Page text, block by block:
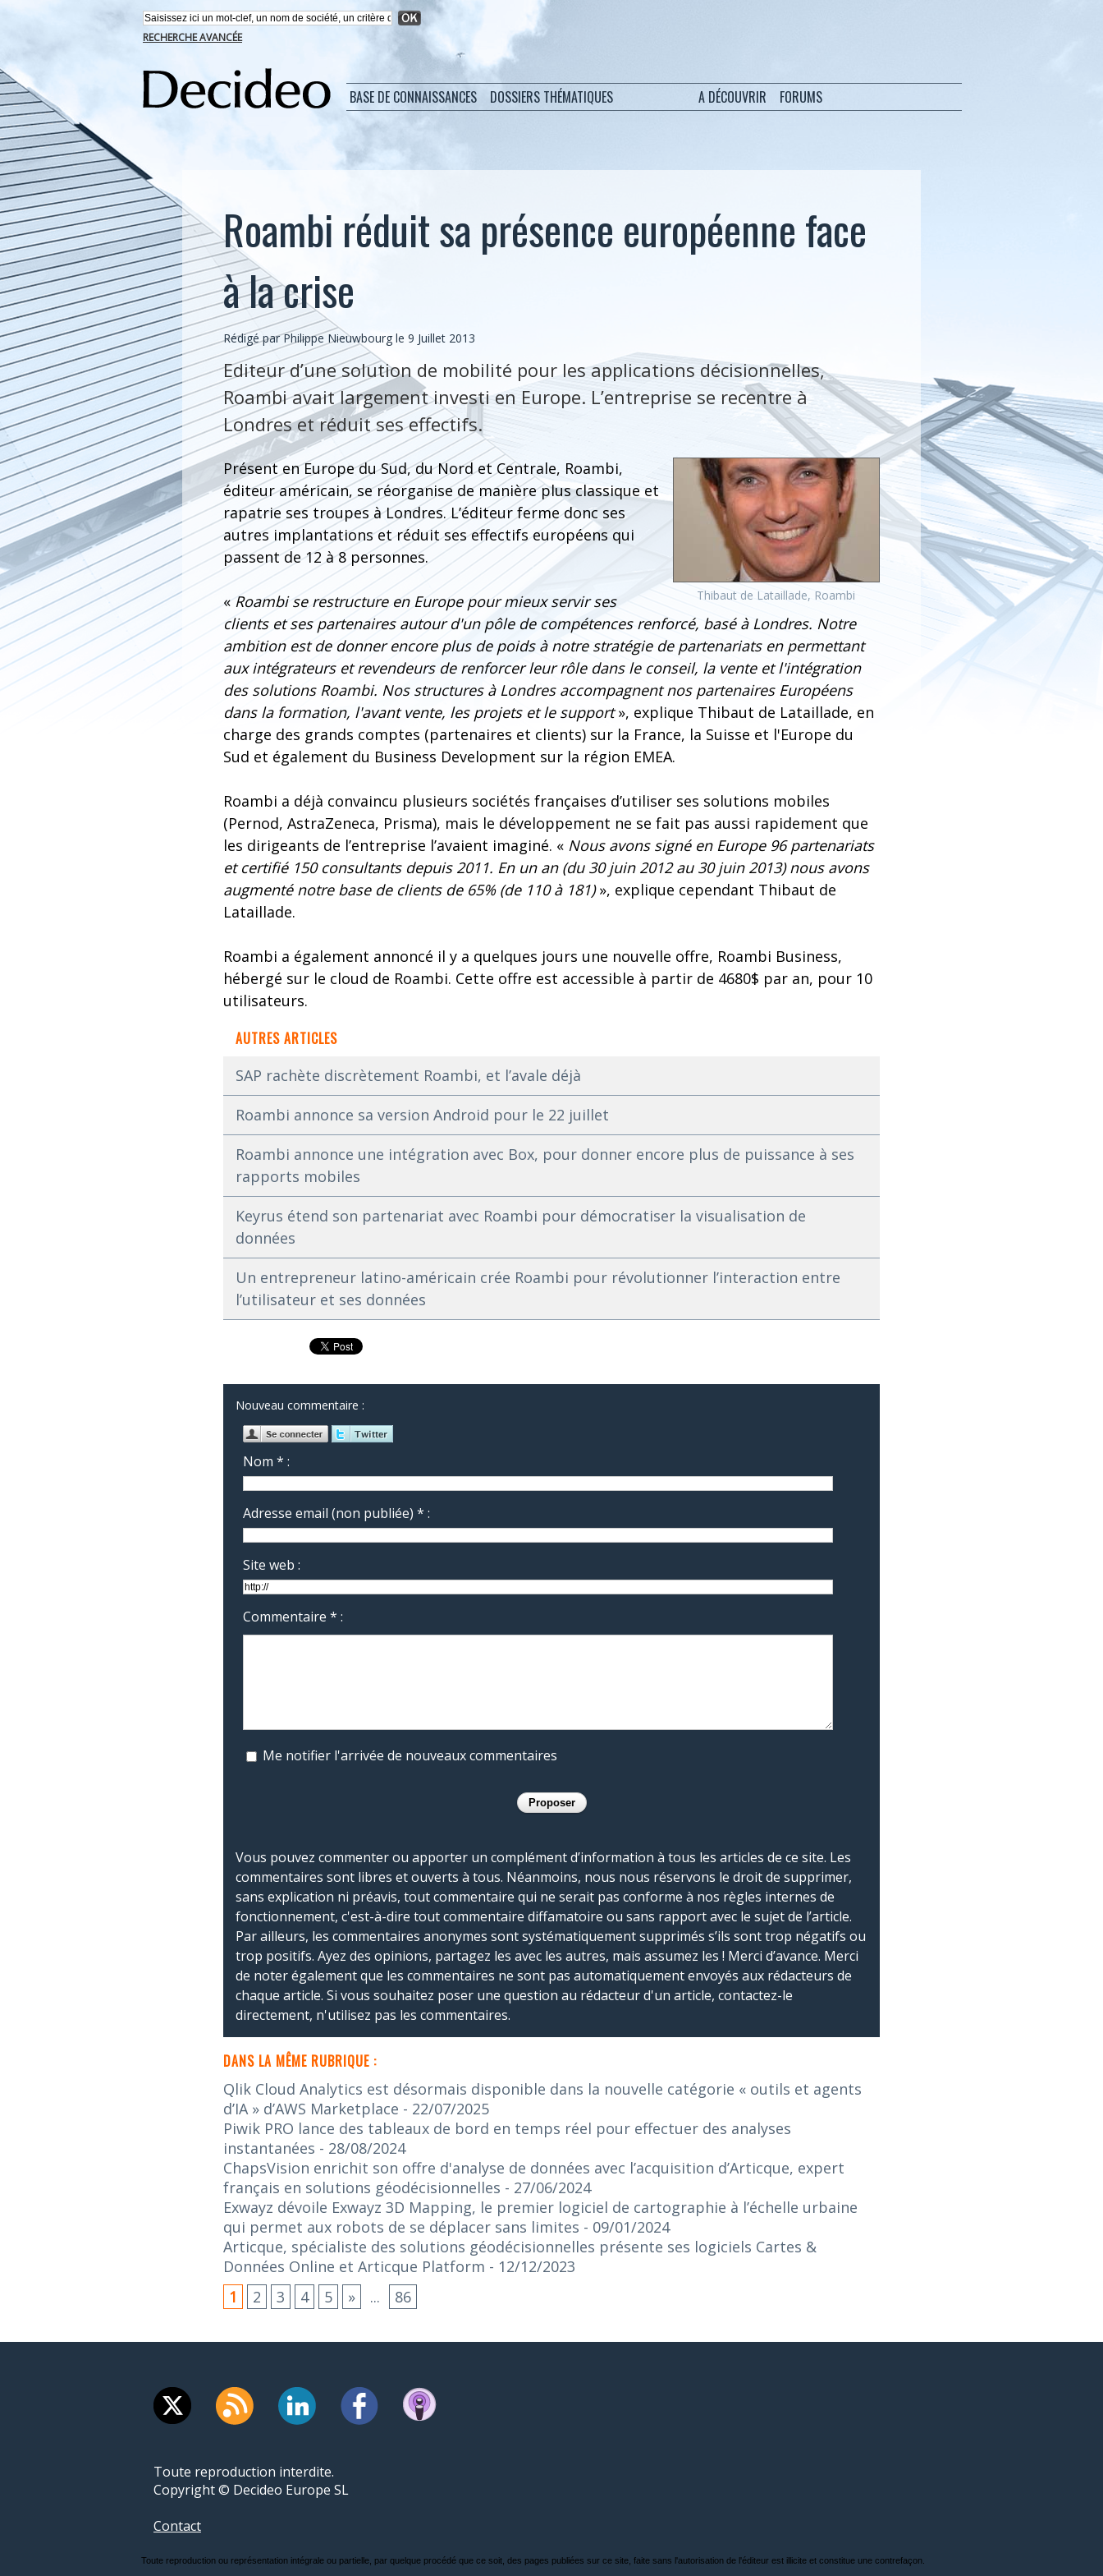
RECHERCHE AVANCÉE
BASE DE CONNAISSANCES DOSSIERS THÉMATIQUES A DÉCOUVRIR FORUMS
Roambi réduit sa présence européenne face
à la crise
Rédigé parPhilippe Nieuwbourgle 9 Juillet 2013
Editeur d’une solution de mobilité pour les applications décisionnelles,
Roambi avait largement investi en Europe. L’entreprise se recentre à
Londres et réduit ses effectifs.
Thibaut de Lataillade, Roambi
Présent en Europe du Sud, du Nord et Centrale, Roambi,
éditeur américain, se réorganise de manière plus classique et
rapatrie ses troupes à Londres. L’éditeur ferme donc ses
autres implantations et réduit ses effectifs européens qui
passent de 12 à 8 personnes.
« Roambi se restructure en Europe pour mieux servir ses
clients et ses partenaires autour d'un pôle de compétences renforcé, basé à Londres. Notre
ambition est de donner encore plus de poids à notre stratégie de partenariats en permettant
aux intégrateurs et revendeurs de renforcer leur rôle dans le conseil, la vente et l'intégration
des solutions Roambi. Nos structures à Londres accompagnent nos partenaires Européens
dans la formation, l'avant vente, les projets et le support», explique Thibaut de Lataillade, en
charge des grands comptes (partenaires et clients) sur la France, la Suisse et l'Europe du
Sud et également du Business Development sur la région EMEA.
Roambi a déjà convaincu plusieurs sociétés françaises d’utiliser ses solutions mobiles
(Pernod, AstraZeneca, Prisma), mais le développement ne se fait pas aussi rapidement que
les dirigeants de l’entreprise l’avaient imaginé. « Nous avons signé en Europe 96 partenariats
et certifié 150 consultants depuis 2011. En un an (du 30 juin 2012 au 30 juin 2013) nous avons
augmenté notre base de clients de 65% (de 110 à 181)», explique cependant Thibaut de
Lataillade.
Roambi a également annoncé il y a quelques jours une nouvelle offre, Roambi Business,
hébergé sur le cloud de Roambi. Cette offre est accessible à partir de 4680$ par an, pour 10
utilisateurs.
AUTRES ARTICLES
SAP rachète discrètement Roambi, et l’avale déjà
Roambi annonce sa version Android pour le 22 juillet
Roambi annonce une intégration avec Box, pour donner encore plus de puissance à ses
rapports mobiles
Keyrus étend son partenariat avec Roambi pour démocratiser la visualisation de
données
Un entrepreneur latino-américain crée Roambi pour révolutionner l’interaction entre
l’utilisateur et ses données
Nouveau commentaire :
Nom * :
Adresse email (non publiée) * :
Site web :
Commentaire * :
Me notifier l'arrivée de nouveaux commentaires
Vous pouvez commenter ou apporter un complément d’information à tous les articles de ce site. Les
commentaires sont libres et ouverts à tous. Néanmoins, nous nous réservons le droit de supprimer,
sans explication ni préavis, tout commentaire qui ne serait pas conforme à nos règles internes de
fonctionnement, c'est-à-dire tout commentaire diffamatoire ou sans rapport avec le sujet de l’article.
Par ailleurs, les commentaires anonymes sont systématiquement supprimés s’ils sont trop négatifs ou
trop positifs. Ayez des opinions, partagez les avec les autres, mais assumez les ! Merci d’avance. Merci
de noter également que les commentaires ne sont pas automatiquement envoyés aux rédacteurs de
chaque article. Si vous souhaitez poser une question au rédacteur d'un article, contactez-le
directement, n'utilisez pas les commentaires.
DANS LA MÊME RUBRIQUE :
Qlik Cloud Analytics est désormais disponible dans la nouvelle catégorie « outils et agents
d’IA » d’AWS Marketplace - 22/07/2025
Piwik PRO lance des tableaux de bord en temps réel pour effectuer des analyses
instantanées - 28/08/2024
ChapsVision enrichit son offre d'analyse de données avec l’acquisition d’Articque, expert
français en solutions géodécisionnelles - 27/06/2024
Exwayz dévoile Exwayz 3D Mapping, le premier logiciel de cartographie à l’échelle urbaine
qui permet aux robots de se déplacer sans limites - 09/01/2024
Articque, spécialiste des solutions géodécisionnelles présente ses logiciels Cartes &
Données Online et Articque Platform - 12/12/2023
1
2 3 4 5 » ... 86
Toute reproduction interdite.
Copyright © Decideo Europe SL
Contact
Toute reproduction ou représentation intégrale ou partielle, par quelque procédé que ce soit, des pages publiées sur ce site, faite sans l'autorisation de l'éditeur est illicite et constitue une contrefaçon.